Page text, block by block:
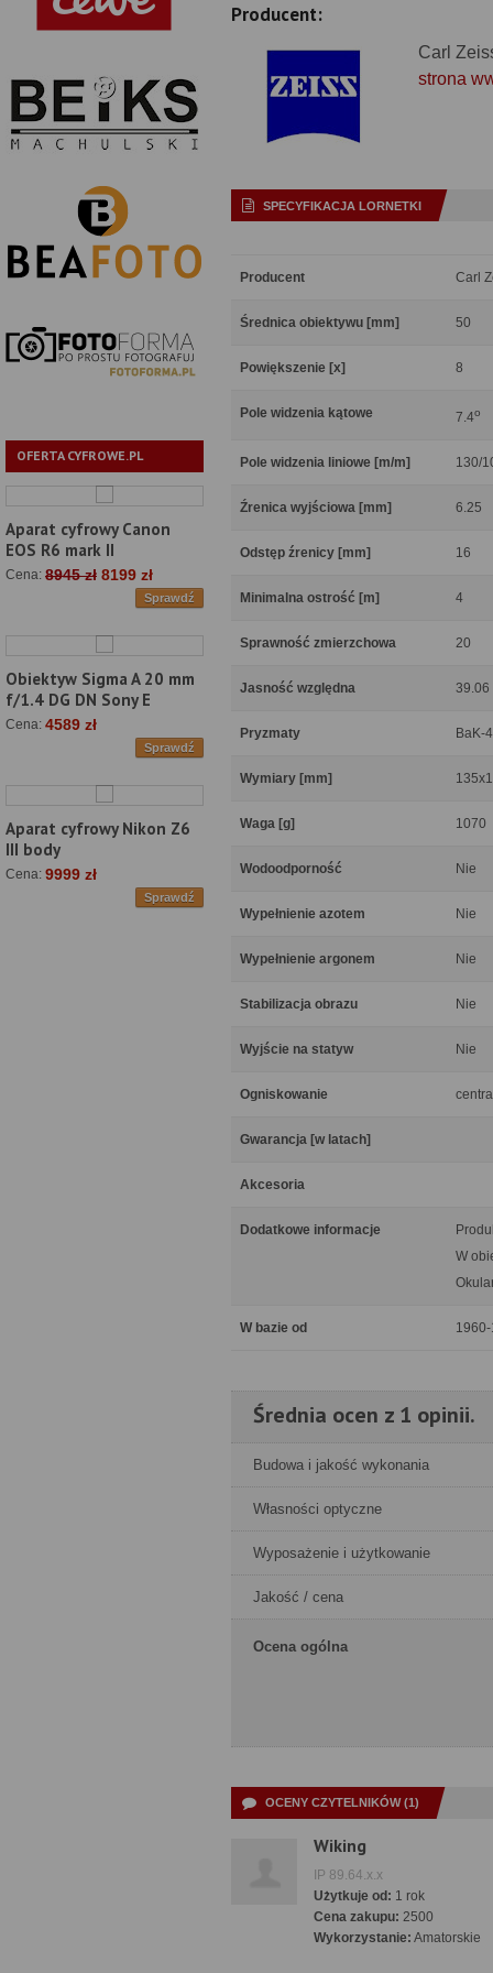
OFERTA CYFROWE.PL
Aparat cyfrowy Canon
EOS R6 mark II
Cena: 8945 zł 8199 zł
Sprawdź
Obiektyw Sigma A 20 mm
f/1.4 DG DN Sony E
Cena: 4589 zł
Sprawdź
Aparat cyfrowy Nikon Z6
III body
Cena: 9999 zł
Sprawdź
Producent:
Carl
strona
SPECYFIKACJA LORNETKI
Producent Carl
Średnica obiektywu [mm] 50
Powiększenie [x] 8
Pole widzenia kątowe 7.4o
Pole widzenia liniowe [m/m] 130/
Źrenica wyjściowa [mm] 6.25
Odstęp źrenicy [mm] 16
Minimalna ostrość [m] 4
Sprawność zmierzchowa 20
Jasność względna 39.06
Pryzmaty BaK-
Wymiary [mm]
Waga [g] 1070
Wodoodporność Nie
Wypełnienie azotem Nie
Wypełnienie argonem Nie
Stabilizacja obrazu Nie
Wyjście na statyw Nie
Ogniskowanie
Gwarancja [w latach]
Akcesoria
Dodatkowe informacje
W
W bazie od
Średnia ocen z 1 opinii.
Budowa i jakość wykonania
Własności optyczne
Wyposażenie i użytkowanie
Jakość / cena
Ocena ogólna
OCENY CZYTELNIKÓW (1)
Wiking
IP 89.64.x.x
Użytkuje od: 1 rok
Cena zakupu: 2500
Wykorzystanie: Amatorskie